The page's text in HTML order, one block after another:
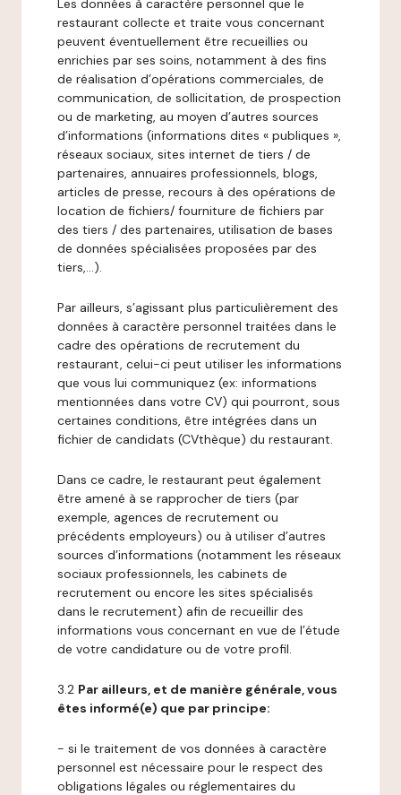
Les données à caractère personnel que le
restaurant collecte et traite vous concernant
peuvent éventuellement être recueillies ou
enrichies par ses soins, notamment à des fins
de réalisation d’opérations commerciales, de
communication, de sollicitation, de prospection
ou de marketing, au moyen d’autres sources
d’informations (informations dites « publiques »,
réseaux sociaux, sites internet de tiers / de
partenaires, annuaires professionnels, blogs,
articles de presse, recours à des opérations de
location de fichiers/ fourniture de fichiers par
des tiers / des partenaires, utilisation de bases
de données spécialisées proposées par des
tiers,…).
Par ailleurs, s’agissant plus particulièrement des
données à caractère personnel traitées dans le
cadre des opérations de recrutement du
restaurant, celui-ci peut utiliser les informations
que vous lui communiquez (ex: informations
mentionnées dans votre CV) qui pourront, sous
certaines conditions, être intégrées dans un
fichier de candidats (CVthèque) du restaurant.
Dans ce cadre, le restaurant peut également
être amené à se rapprocher de tiers (par
exemple, agences de recrutement ou
précédents employeurs) ou à utiliser d’autres
sources d’informations (notamment les réseaux
sociaux professionnels, les cabinets de
recrutement ou encore les sites spécialisés
dans le recrutement) afin de recueillir des
informations vous concernant en vue de l’étude
de votre candidature ou de votre profil.
3.2 Par ailleurs, et de manière générale, vous
êtes informé(e) que par principe:
- si le traitement de vos données à caractère
personnel est nécessaire pour le respect des
obligations légales ou réglementaires du